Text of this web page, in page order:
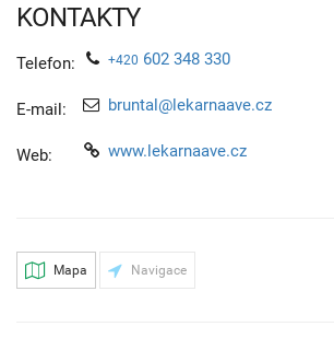
KONTAKTY
Telefon: +420 602 348 330
E-mail: bruntal@lekarnaave.cz
Web: www.lekarnaave.cz
Mapa Navigace